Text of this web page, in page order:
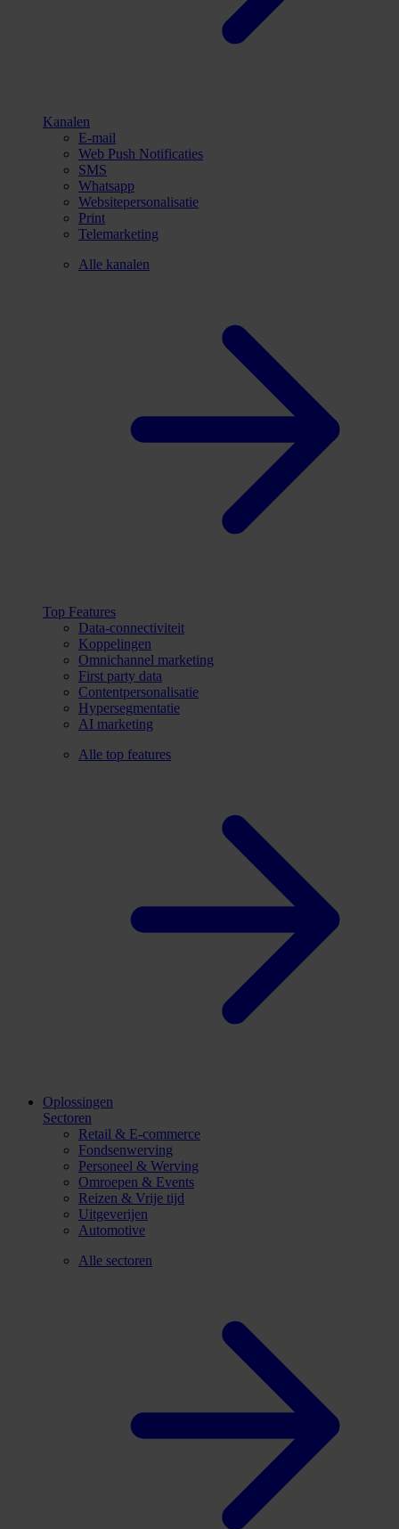
Kanalen
E-mail
Web Push Notificaties
SMS
Whatsapp
Websitepersonalisatie
Print
Telemarketing
Alle kanalen
Top Features
Data-connectiviteit
Koppelingen
Omnichannel marketing
First party data
Contentpersonalisatie
Hypersegmentatie
AI marketing
Alle top features
Oplossingen
Sectoren
Retail & E-commerce
Fondsenwerving
Personeel & Werving
Omroepen & Events
Reizen & Vrije tijd
Uitgeverijen
Automotive
Alle sectoren